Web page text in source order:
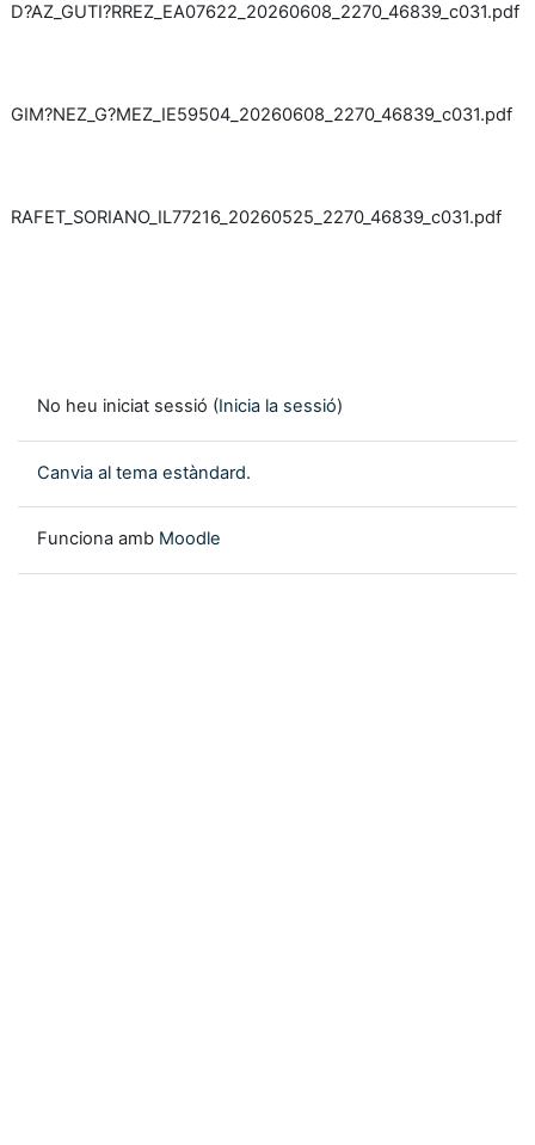
D?AZ_GUTI?RREZ_EA07622_20260608_2270_46839_c031.pdf
GIM?NEZ_G?MEZ_IE59504_20260608_2270_46839_c031.pdf
RAFET_SORIANO_IL77216_20260525_2270_46839_c031.pdf
No heu iniciat sessió (Inicia la sessió)
Canvia al tema estàndard.
Funciona amb Moodle